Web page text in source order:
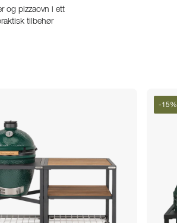
og pizzaovn i ett
tilbehør
-15%